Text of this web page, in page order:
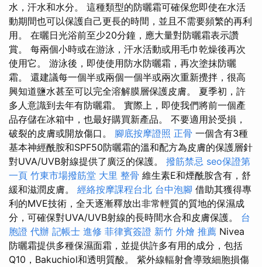
水，汗水和水分。 這種類型的防曬霜可確保您即使在水活
動期間也可以保護自己更長的時間，並且不需要頻繁的再利
用。 在曬日光浴前至少20分鐘，應大量對防曬霜表示讚
賞。 每兩個小時或在游泳，汗水活動或用毛巾乾燥後再次
使用它。 游泳後，即使使用防水防曬霜，再次塗抹防曬
霜。 還建議每一個半或兩個一個半或兩次重新攪拌，很高
興知道鹽水甚至可以完全溶解膜層保護皮膚。 夏季初，許
多人意識到去年有防曬霜。 實際上，即使我們將前一個產
品存儲在冰箱中，也最好購買新產品。 不要適用於受損，
破裂的皮膚或開放傷口。 腳底按摩證照 正骨 一個含有3種
基本神經酰胺和SPF50防曬霜的溫和配方為皮膚的保護層針
對UVA/UVB射線提供了廣泛的保護。 撥筋禁忌 seo保證第
一頁 竹東市場撥筋堂 大里 整骨 維生素E和煙酰胺含有，舒
緩和滋潤皮膚。 經絡按摩課程台北 台中泡腳 借助其獲得專
利的MVE技術，全天逐漸釋放出非常輕質的質地的保濕成
分，可確保對UVA/UVB射線的長時間水合和皮膚保護。 台
胞證 代辦 記帳士 進修 菲律賓簽證 新竹 外燴 推薦 Nivea
防曬霜提供多種保濕面霜，並提供許多有用的成分，包括
Q10，Bakuchiol和透明質酸。 紫外線輻射會導致細胞損傷